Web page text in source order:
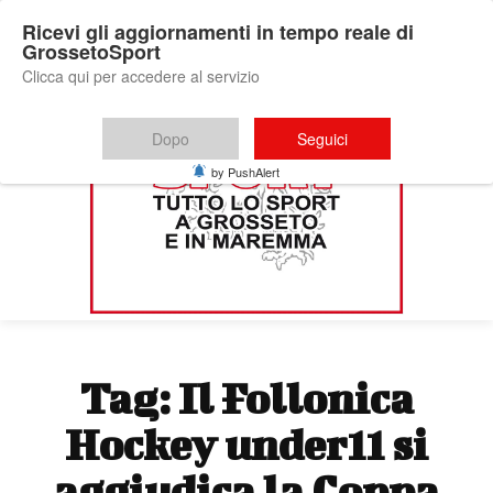
Tag:Il Follonica
Hockey under11 si
Ricevi gli aggiornamenti in tempo reale di
GrossetoSport
Clicca qui per accedere al servizio
Dopo Seguici
by PushAlert